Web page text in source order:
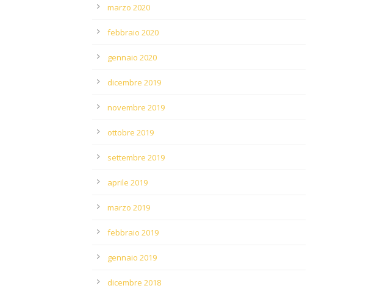
marzo 2020
febbraio 2020
gennaio 2020
dicembre 2019
novembre 2019
ottobre 2019
settembre 2019
aprile 2019
marzo 2019
febbraio 2019
gennaio 2019
dicembre 2018